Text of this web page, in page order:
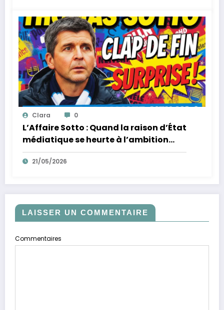
Clara 0
L’Affaire Sotto : Quand la raison d’État
médiatique se heurte à l’ambition
d’un homme
21/05/2026
LAISSER UN COMMENTAIRE
Commentaires